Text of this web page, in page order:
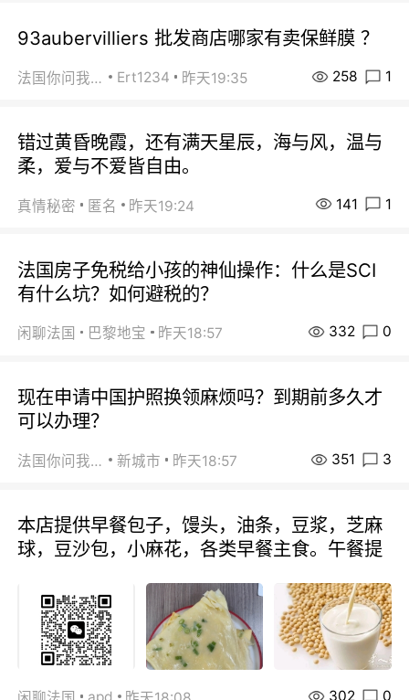
93aubervilliers 批发商店哪家有卖保鲜膜 ？
法国你问我答 Ert1234 昨天19:35 258 1
错过黄昏晚霞，还有满天星辰，海与风，温与
柔，爱与不爱皆自由。
真情秘密 匿名 昨天19:24 141 1
法国房子免税给小孩的神仙操作：什么是SCI
有什么坑？如何避税的？
闲聊法国 巴黎地宝 昨天18:57 332 0
现在申请中国护照换领麻烦吗？到期前多久才
可以办理？
法国你问我答 新城市 昨天18:57 351 3
本店提供早餐包子，馒头，油条，豆浆，芝麻
球，豆沙包，小麻花，各类早餐主食。午餐提
apd 302 0